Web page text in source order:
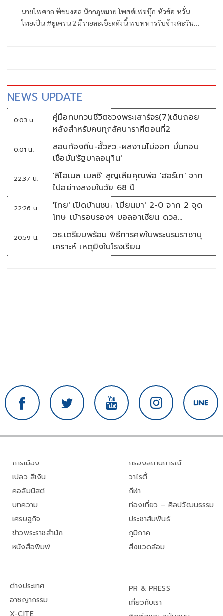
นายไพศาล พืชมงคล นักกฎหมาย โพสต์เฟซบุ๊ก หัวข้อ หวั่น
ไทยเป็น #ยูเครน 2 มีรายละเอียดดังนี้ พบทหารรับจ้างตะวัน
NEWS UPDATE
0:03 น.
คู่มือทบทวนชีวิตช่วงพระเสาร์จร(7)เดินถอย
หลังสำหรับคนทุกลัคนาราศีตอนที่2
0:01 น.
สอบท้องถิ่น-ฮั้วสว.-ผลงานไม่ออก บั่นทอน
เชื่อมั่น'รัฐบาลอนุทิน'
22:37 น.
'ลิโอเนล เมสซี' สูญเสียคุณพ่อ 'ฮอร์เก' จาก
ไปอย่างสงบในวัย 68 ปี
22:26 น.
'ไทย' เปิดบ้านชนะ 'เมียนมา' 2-0 จาก 2 จุด
โทษ เข้ารอบรองฯ บอลอาเซียน ดวล
'สิงคโปร์'
20:59 น.
วธ.เตรียมพร้อม พิธีการศพในพระบรมราชานุ
เคราะห์ เหตุยิงในโรงเรียน
การเมือง
เปลว สีเงิน
คอลัมนิสต์
บทความ
เศรษฐกิจ
ข่าวพระราชสำนัก
หนังสือพิมพ์
กรองสถานการณ์
วาไรตี้
กีฬา
ท่องเที่ยว – ศิลปวัฒนธรรม
ประชาสัมพันธ์
ภูมิภาค
สิ่งแวดล้อม
ต่างประเทศ
อาชญากรรม
X-CITE
PR & PRESS
เกี่ยวกับเรา